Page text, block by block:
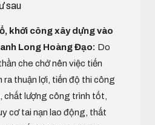
sau
khởi công xây dựng vào
Long Hoàng Đạo: Do
che chở nên việc tiến
ra thuận lợi, tiến độ thi công
chất lượng công trình tốt,
cơ tai nạn lao động, thất